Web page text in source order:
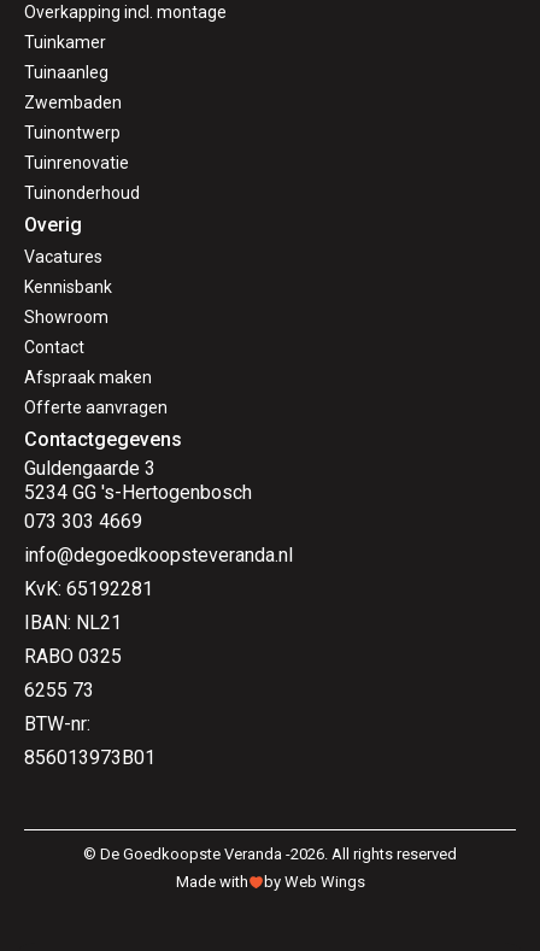
Overkapping incl. montage
Tuinkamer
Tuinaanleg
Zwembaden
Tuinontwerp
Tuinrenovatie
Tuinonderhoud
Overig
Vacatures
Kennisbank
Showroom
Contact
Afspraak maken
Offerte aanvragen
Contactgegevens
Guldengaarde 3
5234 GG 's-Hertogenbosch
073 303 4669
info@degoedkoopsteveranda.nl
KvK: 65192281
IBAN: NL21
RABO 0325
6255 73
BTW-nr:
856013973B01
© De Goedkoopste Veranda -2026. All rights reserved
Made with
by Web Wings